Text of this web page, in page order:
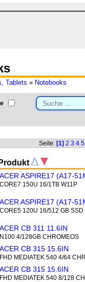
Tablets » Notebooks
Seite: [1] 2 3 4 5
Produkt
ACER ASPIRE17 (A17-
CORE7 150U 16/1TB W11P
ACER ASPIRE17 (A17-
CORE5 120U 16/512 GB SSD
ACER CB 311 11.6IN
N100 4/128GB CHROMEOS
ACER CB 315 15.6IN
FHD MEDIATEK 540 4/64
ACER CB 315 15.6IN
FHD MEDIATEK 540 8/128